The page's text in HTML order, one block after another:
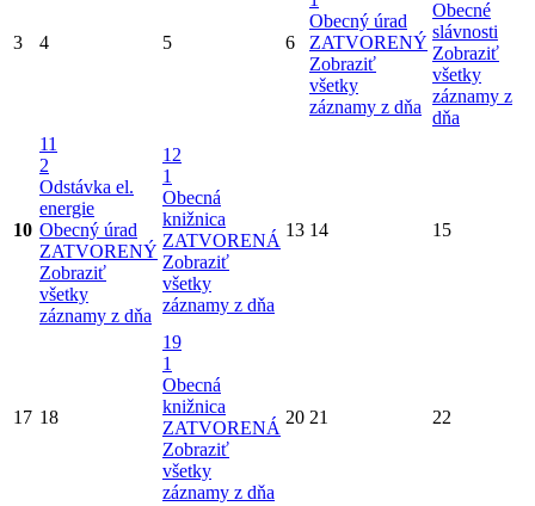
3 4 5 6
Obecný úrad
ZATVORENÝ
Zobraziť
všetky
záznamy z dňa
Obecné
slávnosti
Zobraziť
všetky
záznamy z
dňa
10
11
2
Odstávka el.
energie
Obecný úrad
ZATVORENÝ
Zobraziť
všetky
záznamy z dňa
12
1
Obecná
knižnica
ZATVORENÁ
Zobraziť
všetky
záznamy z dňa
13 14 15
17 18
19
1
Obecná
knižnica
ZATVORENÁ
Zobraziť
všetky
záznamy z dňa
20 21 22